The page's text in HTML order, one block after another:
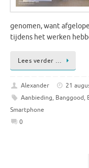
genomen, want
tijdens het werken
Lees verder …
Alexander 21
Aanbieding, Banggood,
Smartphone
0